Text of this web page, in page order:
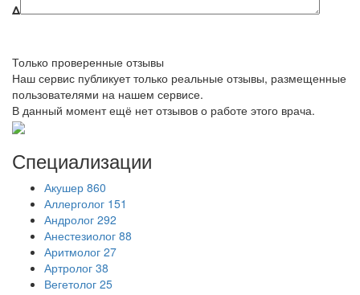
Δ
Только проверенные отзывы
Наш сервис публикует только реальные отзывы, размещенные
пользователями на нашем сервисе.
В данный момент ещё нет отзывов о работе этого врача.
Специализации
Акушер 860
Аллерголог 151
Андролог 292
Анестезиолог 88
Аритмолог 27
Артролог 38
Вегетолог 25